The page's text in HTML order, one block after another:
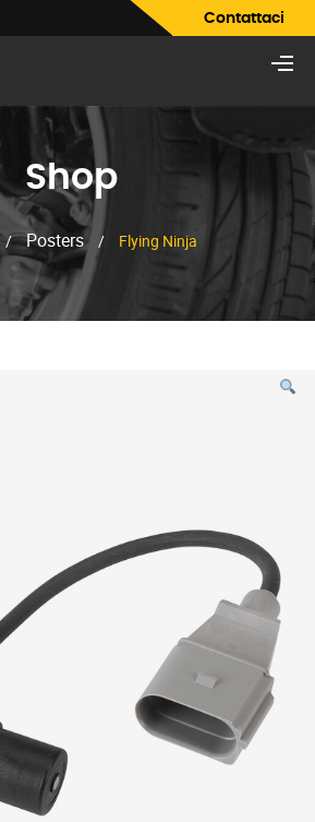
Contattaci
Shop
/ Posters / Flying Ninja